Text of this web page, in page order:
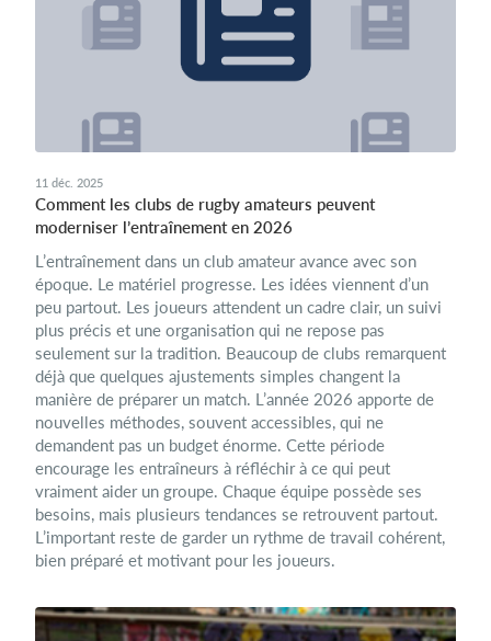
11 déc. 2025
Comment les clubs de rugby amateurs peuvent
moderniser l’entraînement en 2026
L’entraînement dans un club amateur avance avec son
époque. Le matériel progresse. Les idées viennent d’un
peu partout. Les joueurs attendent un cadre clair, un suivi
plus précis et une organisation qui ne repose pas
seulement sur la tradition. Beaucoup de clubs remarquent
déjà que quelques ajustements simples changent la
manière de préparer un match. L’année 2026 apporte de
nouvelles méthodes, souvent accessibles, qui ne
demandent pas un budget énorme. Cette période
encourage les entraîneurs à réfléchir à ce qui peut
vraiment aider un groupe. Chaque équipe possède ses
besoins, mais plusieurs tendances se retrouvent partout.
L’important reste de garder un rythme de travail cohérent,
bien préparé et motivant pour les joueurs.